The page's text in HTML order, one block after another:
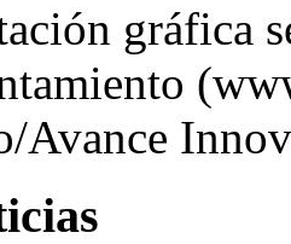
gráfica
Avance